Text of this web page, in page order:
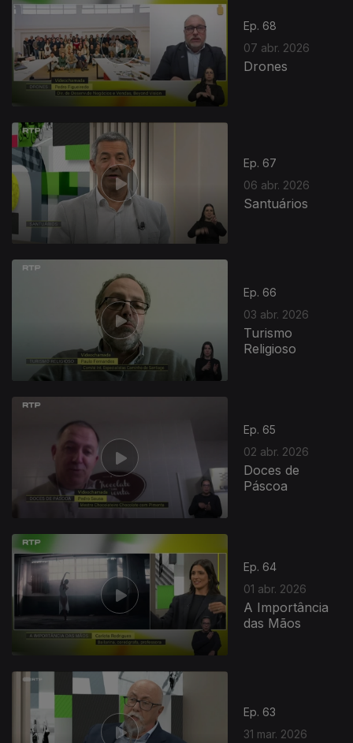
Ep. 68
07 abr. 2026
Drones
Ep. 67
06 abr. 2026
Santuários
Ep. 66
03 abr. 2026
Turismo
Religioso
Ep. 65
02 abr. 2026
Doces de
Páscoa
Ep. 64
01 abr. 2026
A Importância
das Mãos
Ep. 63
31 mar. 2026